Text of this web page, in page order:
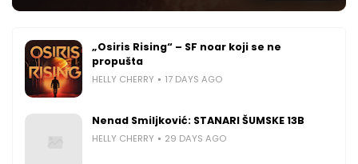
„Osiris Rising“ – SF noar koji se ne
propušta
HELLY CHERRY 17 DAYS AGO
Nenad Smiljković: STANARI ŠUMSKE 13B
HELLY CHERRY 29 DAYS AGO